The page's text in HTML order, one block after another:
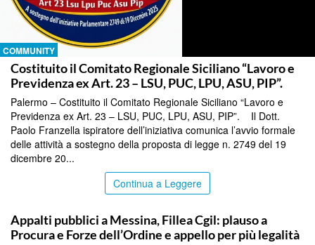
COMMUNITY
Costituito il Comitato Regionale Siciliano “Lavoro e
Previdenza ex Art. 23 – LSU, PUC, LPU, ASU, PIP”.
Palermo – Costituito il Comitato Regionale Siciliano “Lavoro e
Previdenza ex Art. 23 – LSU, PUC, LPU, ASU, PIP”. Il Dott.
Paolo Franzella ispiratore dell’iniziativa comunica l’avvio formale
delle attività a sostegno della proposta di legge n. 2749 del 19
dicembre 20...
Continua a Leggere
Appalti pubblici a Messina, Fillea Cgil: plauso a
Procura e Forze dell’Ordine e appello per più legalità